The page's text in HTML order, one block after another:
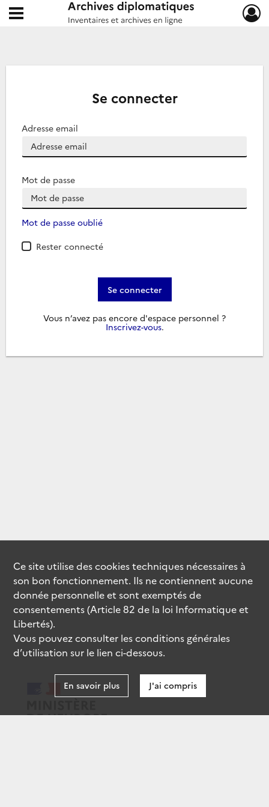
Archives diplomatiques
Ouvrir le menu déroulant
Se connecter
Adresse email
Mot de passe
Mot de passe oublié
Rester connecté
Se connecter
Vous n’avez pas encore d'espace personnel ?
Inscrivez-vous.
Ce site utilise descookiestechniques nécessaires à
son bon fonctionnement. Ils ne contiennent aucune
donnée personnelle et sont exemptés de
consentements (Article 82 de la loi Informatique et
Libertés).
Vous pouvez consulter les conditions générales
d’utilisation sur le lien ci-dessous.
En savoir plus J'ai compris